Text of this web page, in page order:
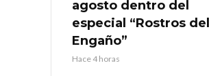
agosto dentro del
especial “Rostros del
Engaño”
Hace 4 horas